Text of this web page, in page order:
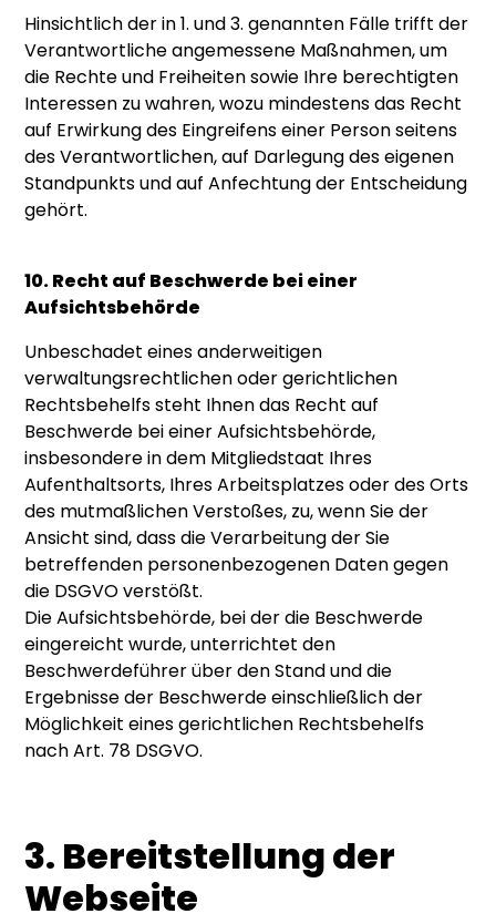
Hinsichtlich der in 1. und 3. genannten Fälle trifft der
Verantwortliche angemessene Maßnahmen, um
die Rechte und Freiheiten sowie Ihre berechtigten
Interessen zu wahren, wozu mindestens das Recht
auf Erwirkung des Eingreifens einer Person seitens
des Verantwortlichen, auf Darlegung des eigenen
Standpunkts und auf Anfechtung der Entscheidung
gehört.
10. Recht auf Beschwerde bei einer
Aufsichtsbehörde
Unbeschadet eines anderweitigen
verwaltungsrechtlichen oder gerichtlichen
Rechtsbehelfs steht Ihnen das Recht auf
Beschwerde bei einer Aufsichtsbehörde,
insbesondere in dem Mitgliedstaat Ihres
Aufenthaltsorts, Ihres Arbeitsplatzes oder des Orts
des mutmaßlichen Verstoßes, zu, wenn Sie der
Ansicht sind, dass die Verarbeitung der Sie
betreffenden personenbezogenen Daten gegen
die DSGVO verstößt.
Die Aufsichtsbehörde, bei der die Beschwerde
eingereicht wurde, unterrichtet den
Beschwerdeführer über den Stand und die
Ergebnisse der Beschwerde einschließlich der
Möglichkeit eines gerichtlichen Rechtsbehelfs
nach Art. 78 DSGVO.
3. Bereitstellung der
Webseite